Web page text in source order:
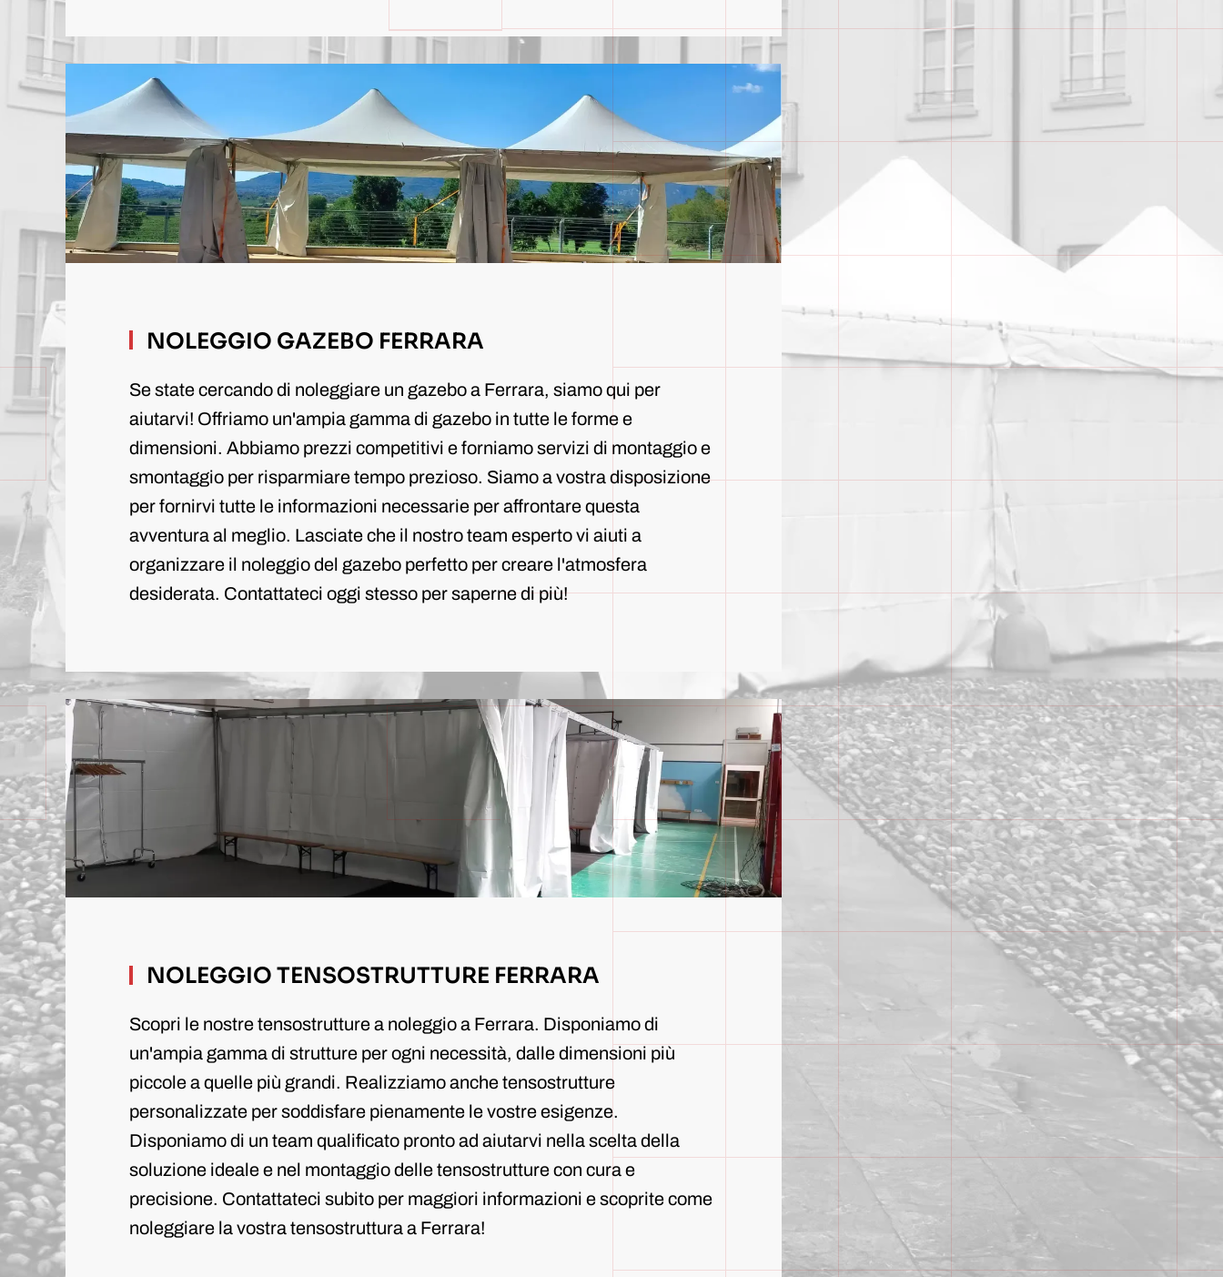
NOLEGGIO GAZEBO FERRARA
Se state cercando di noleggiare un gazebo a Ferrara, siamo qui per
aiutarvi! Offriamo un'ampia gamma di gazebo in tutte le forme e
dimensioni. Abbiamo prezzi competitivi e forniamo servizi di montaggio e
smontaggio per risparmiare tempo prezioso. Siamo a vostra disposizione
per fornirvi tutte le informazioni necessarie per affrontare questa
avventura al meglio. Lasciate che il nostro team esperto vi aiuti a
organizzare il noleggio del gazebo perfetto per creare l'atmosfera
desiderata. Contattateci oggi stesso per saperne di più!
NOLEGGIO TENSOSTRUTTURE FERRARA
Scopri le nostre tensostrutture a noleggio a Ferrara. Disponiamo di
un'ampia gamma di strutture per ogni necessità, dalle dimensioni più
piccole a quelle più grandi. Realizziamo anche tensostrutture
personalizzate per soddisfare pienamente le vostre esigenze.
Disponiamo di un team qualificato pronto ad aiutarvi nella scelta della
soluzione ideale e nel montaggio delle tensostrutture con cura e
precisione. Contattateci subito per maggiori informazioni e scoprite come
noleggiare la vostra tensostruttura a Ferrara!